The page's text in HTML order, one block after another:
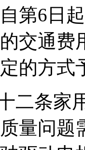
第6日
交通费
的方式
二条家
量问题